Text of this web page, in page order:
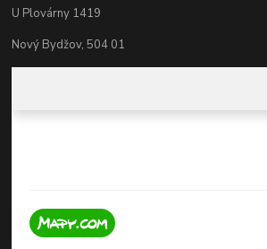
U Plovárny 1419
Nový Bydžov, 504 01